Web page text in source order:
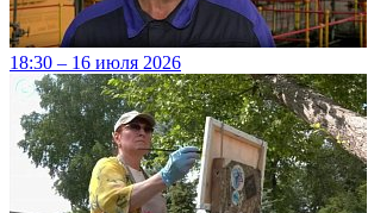
18:30 – 16 июля 2026